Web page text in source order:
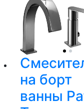
на борт
ванны